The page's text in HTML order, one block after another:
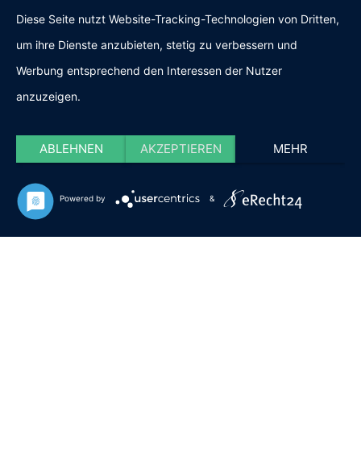
Diese Seite nutzt Website-Tracking-Technologien von Dritten,
um ihre Dienste anzubieten, stetig zu verbessern und
Werbung entsprechend den Interessen der Nutzer
anzuzeigen.
ABLEHNEN AKZEPTIEREN MEHR
Powered by &